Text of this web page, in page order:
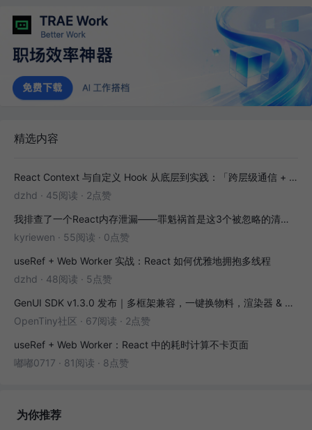
精选内容
React Context 与自定义 Hook 从底层到实践：「跨层级通信 + 副作用封装」全解析
dzhd · 45阅读 · 2点赞
我排查了一个React内存泄漏——罪魁祸首是这3个被忽略的清理函数
kyriewen · 55阅读 · 0点赞
useRef + Web Worker 实战：React 如何优雅地拥抱多线程
dzhd · 48阅读 · 5点赞
GenUI SDK v1.3.0 发布｜多框架兼容，一键换物料，渲染器 & 演练场全面增强！
OpenTiny社区 · 67阅读 · 2点赞
useRef + Web Worker：React 中的耗时计算不卡页面
嘟嘟0717 · 81阅读 · 8点赞
为你推荐